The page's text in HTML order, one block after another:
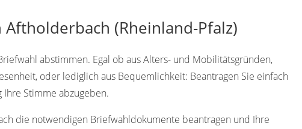
(Rheinland-Pfalz)
abstimmen. Egal ob aus Alters- und Mobilitätsgründen,
oder lediglich aus Bequemlichkeit: Beantragen Sie einfach
Stimme abzugeben.
die notwendigen Briefwahldokumente beantragen und Ihre